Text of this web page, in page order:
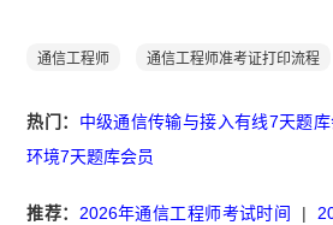
通信工程师 通信工程师准考证打印流程
热门： 中级通信传输与接入有线7天题库
环境7天题库会员
推荐： 2026年通信工程师考试时间 |